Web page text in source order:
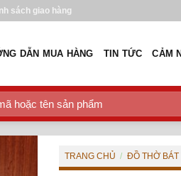
sách giao hàng
DẪN MUA HÀNG TIN TỨC CẢM
TRANG CHỦ / ĐỒ THỜ BÁT